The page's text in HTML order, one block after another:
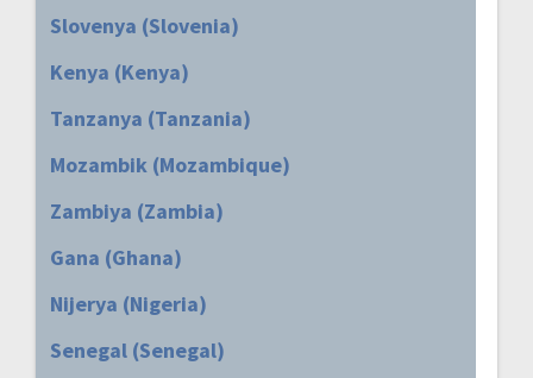
Slovenya (Slovenia)
Kenya (Kenya)
Tanzanya (Tanzania)
Mozambik (Mozambique)
Zambiya (Zambia)
Gana (Ghana)
Nijerya (Nigeria)
Senegal (Senegal)